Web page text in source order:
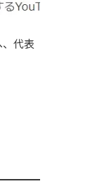
代表